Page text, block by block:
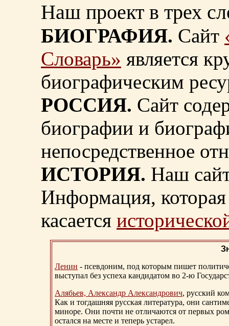
Наш проект в трех
БИОГРАФИЯ. Сайт
Словарь» является
биографическим
РОССИЯ. Сайт
биографии и
непосредственное
ИСТОРИЯ. Наш
Информация, которая
касается
Ленин - псевдоним, под которым пишет
выступал без успеха кандидатом во 2-ю
Алябьев, Александр Александрович, русский
Как и тогдашняя русская литература, они
миноре. Они почти не отличаются от первых
остался на месте и теперь устарел.